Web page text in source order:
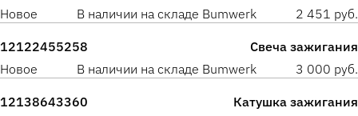
Новое
В наличии на складе Bumwerk 2 451 руб.
12122455258
Свеча зажигания
Новое
В наличии на складе Bumwerk 3 000 руб.
12138643360
Катушка зажигания